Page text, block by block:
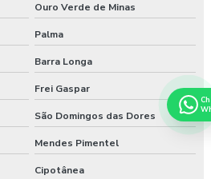
Ouro Verde de Minas
Palma
Barra Longa
Frei Gaspar
São Domingos das Dores
Mendes Pimentel
Cipotânea